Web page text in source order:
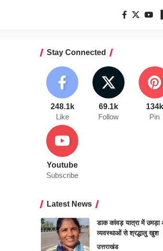
Stay Connected
248.1k
Like
69.1k
Follow
134k
Pin
Youtube
Subscribe
Latest News
डाक कांवड़ यात्रा में
व्यवस्थाओं से श्रद्धालु खुश
उत्तराखंड